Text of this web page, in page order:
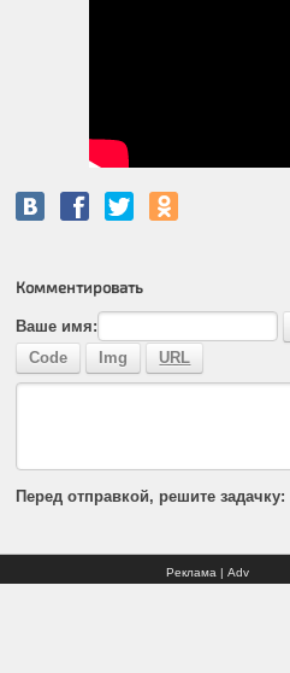
Комментировать
Ваше имя:
Перед отправкой, решите задачку:
Реклама | Adv